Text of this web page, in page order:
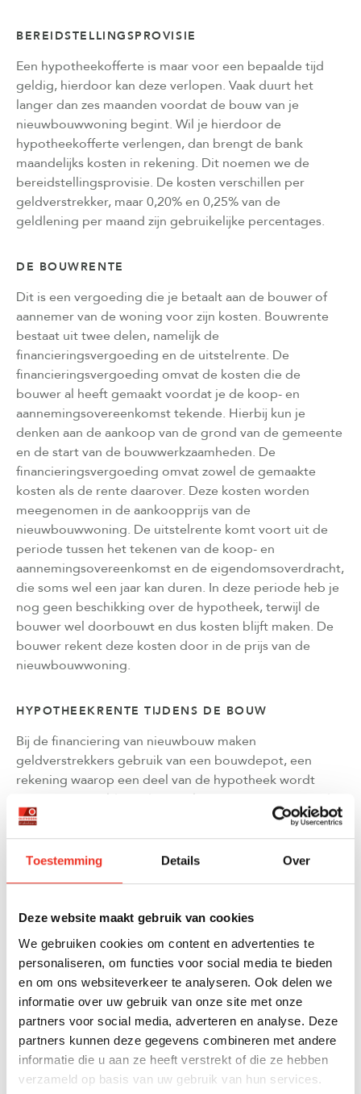
Toestemming Details Over
Deze website maakt gebruik van cookies
We gebruiken cookies om content en advertenties te
personaliseren, om functies voor social media te bieden
en om ons websiteverkeer te analyseren. Ook delen we
informatie over uw gebruik van onze site met onze
partners voor social media, adverteren en analyse. Deze
partners kunnen deze gegevens combineren met andere
informatie die u aan ze heeft verstrekt of die ze hebben
verzameld op basis van uw gebruik van hun services.
BEREIDSTELLINGSPROVISIE
Een hypotheekofferte is maar voor een bepaalde tijd
geldig, hierdoor kan deze verlopen. Vaak duurt het
langer dan zes maanden voordat de bouw van je
nieuwbouwwoning begint. Wil je hierdoor de
hypotheekofferte verlengen, dan brengt de bank
maandelijks kosten in rekening. Dit noemen we de
bereidstellingsprovisie. De kosten verschillen per
geldverstrekker, maar 0,20% en 0,25% van de
geldlening per maand zijn gebruikelijke percentages.
DE BOUWRENTE
Dit is een vergoeding die je betaalt aan de bouwer of
aannemer van de woning voor zijn kosten. Bouwrente
bestaat uit twee delen, namelijk de
financieringsvergoeding en de uitstelrente. De
financieringsvergoeding omvat de kosten die de
bouwer al heeft gemaakt voordat je de koop- en
aannemingsovereenkomst tekende. Hierbij kun je
denken aan de aankoop van de grond van de gemeente
en de start van de bouwwerkzaamheden. De
financieringsvergoeding omvat zowel de gemaakte
kosten als de rente daarover. Deze kosten worden
meegenomen in de aankoopprijs van de
nieuwbouwwoning. De uitstelrente komt voort uit de
periode tussen het tekenen van de koop- en
aannemingsovereenkomst en de eigendomsoverdracht,
die soms wel een jaar kan duren. In deze periode heb je
nog geen beschikking over de hypotheek, terwijl de
bouwer wel doorbouwt en dus kosten blijft maken. De
bouwer rekent deze kosten door in de prijs van de
nieuwbouwwoning.
HYPOTHEEKRENTE TIJDENS DE BOUW
Bij de financiering van nieuwbouw maken
geldverstrekkers gebruik van een bouwdepot, een
rekening waarop een deel van de hypotheek wordt
gestort. Het geld wordt vervolgens in termijnen aan de
bouwer betaald. Over het hypotheekbedrag betaal je
rente, terwijl je over het saldo op het bouwdepot rente
ontvangt. Meestal is deze rente gelijk aan de rente die
grotendeels met elkaar in evenwicht. Naarmate je
facturen van de bouwer uit het bouwdepot betaalt,
neemt het saldo af en ontvang je steeds minder rente.
Dit betekent dat je maandelijkse lasten toenemen
naarmate de bouw vordert.
BIJKOMENDE KOSTEN VOOR MEER- EN
MINDERWERK